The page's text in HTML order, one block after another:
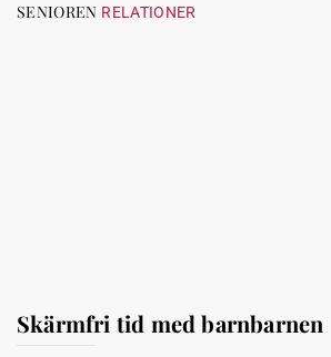
SENIOREN RELATIONER
Skärmfri tid med barnbarnen